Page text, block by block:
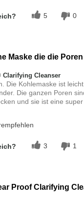
5 0
Maske die die
Clarifying Cleanser
Die Kohlemaske ist
Die ganzen Poren
und sie ist eine
3 1
Proof Clarifying